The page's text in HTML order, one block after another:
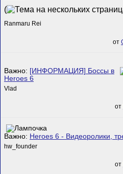
(
Ranmaru Rei
от
Важно: [ИНФОРМАЦИЯ] Боссы в
Heroes 6
Vlad
от
Важно: Heroes 6 - Видеоролики,
hw_founder
от